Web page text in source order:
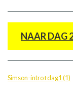
NAAR DAG
Simson-intro+dag1 (1)